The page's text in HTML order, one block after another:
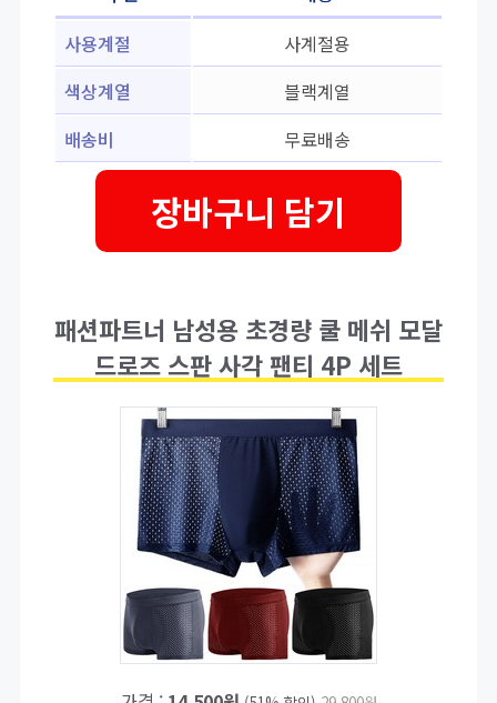
사용계절
사계절용
색상계열
블랙계열
배송비
무료배송
장바구니 담기
패션파트너 남성용 초경량 쿨 메쉬 모달
드로즈 스판 사각 팬티 4P 세트